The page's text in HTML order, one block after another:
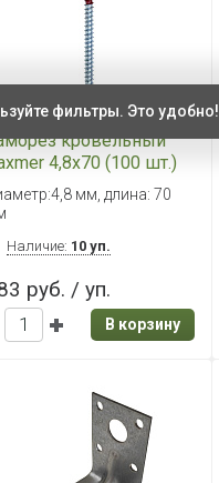
кровельный
4,8х70 (100 шт.)
№1 RAL 3011
мм, длина: 70
Наличие: 10 уп.
руб. / уп.
В корзину
фильтры. Это удобно!